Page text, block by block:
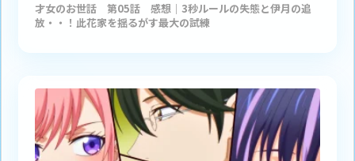
才女のお世話 第05話 感想｜3秒ルールの失態と伊月の追
放・・！此花家を揺るがす最大の試練